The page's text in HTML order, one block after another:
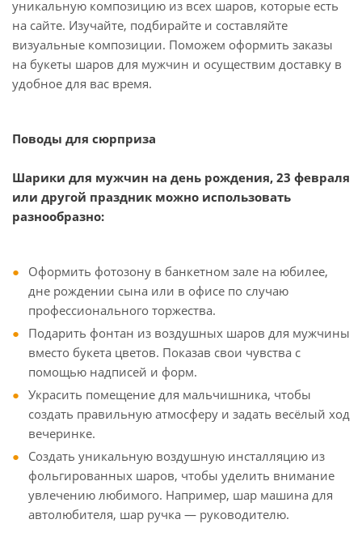
уникальную композицию из всех шаров, которые есть
на сайте. Изучайте, подбирайте и составляйте
визуальные композиции. Поможем оформить заказы
на букеты шаров для мужчин и осуществим доставку в
удобное для вас время.
Поводы для сюрприза
Шарики для мужчин на день рождения, 23 февраля
или другой праздник можно использовать
разнообразно:
Оформить фотозону в банкетном зале на юбилее,
дне рождении сына или в офисе по случаю
профессионального торжества.
Подарить фонтан из воздушных шаров для мужчины
вместо букета цветов. Показав свои чувства с
помощью надписей и форм.
Украсить помещение для мальчишника, чтобы
создать правильную атмосферу и задать весёлый ход
вечеринке.
Создать уникальную воздушную инсталляцию из
фольгированных шаров, чтобы уделить внимание
увлечению любимого. Например, шар машина для
автолюбителя, шар ручка — руководителю.